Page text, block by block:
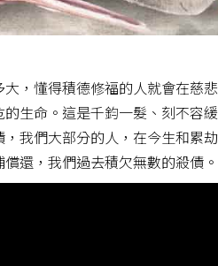
，懂得積德修福的人就會在慈
生命。這是千鈞一髮、刻不容
我們大部分的人，在今生和累
還，我們過去積欠無數的殺債。